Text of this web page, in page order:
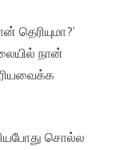
நான்
சொல்ல